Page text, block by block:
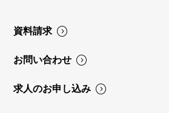
資料請求
お問い合わせ
求人のお申し込み